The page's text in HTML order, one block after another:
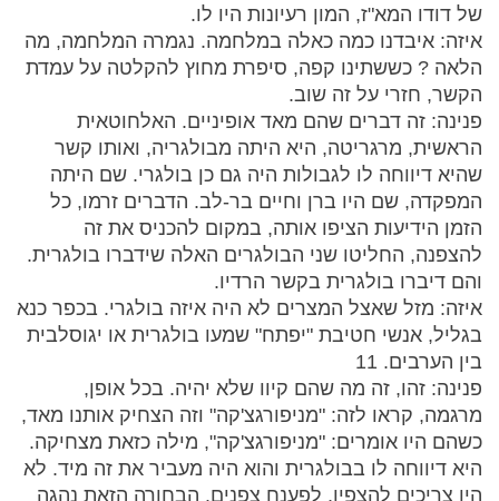
של דודו המא"ז, המון רעיונות היו לו.
איזה: איבדנו כמה כאלה במלחמה. נגמרה המלחמה, מה
הלאה ? כששתינו קפה, סיפרת מחוץ להקלטה על עמדת
הקשר, חזרי על זה שוב.
פנינה: זה דברים שהם מאד אופיניים. האלחוטאית
הראשית, מרגריטה, היא היתה מבולגריה, ואותו קשר
שהיא דיווחה לו לגבולות היה גם כן בולגרי. שם היתה
המפקדה, שם היו ברן וחיים בר-לב. הדברים זרמו, כל
הזמן הידיעות הציפו אותה, במקום להכניס את זה
להצפנה, החליטו שני הבולגרים האלה שידברו בולגרית.
והם דיברו בולגרית בקשר הרדיו.
איזה: מזל שאצל המצרים לא היה איזה בולגרי. בכפר כנא
בגליל, אנשי חטיבת "יפתח" שמעו בולגרית או יגוסלבית
בין הערבים. 11
פנינה: זהו, זה מה שהם קיוו שלא יהיה. בכל אופן,
מרגמה, קראו לזה: "מניפורגצ'קה" וזה הצחיק אותנו מאד,
כשהם היו אומרים: "מניפורגצ'קה", מילה כזאת מצחיקה.
היא דיווחה לו בבולגרית והוא היה מעביר את זה מיד. לא
היו צריכים להצפין, לפענח צפנים. הבחורה הזאת נהגה